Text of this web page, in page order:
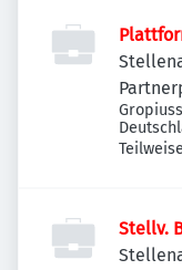
Stellv.